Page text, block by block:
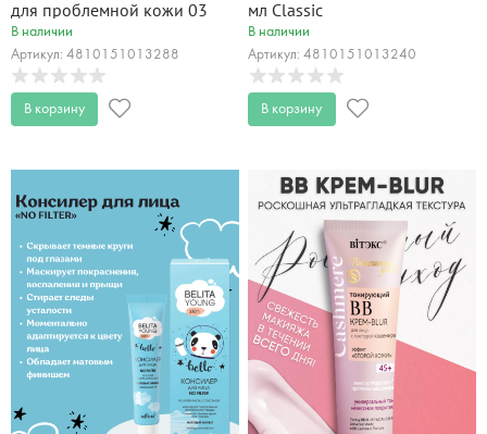
для проблемной кожи 03
Легк загар Classic 20 мл
В наличии
Артикул: 4810151013288
В корзину
мл Classic
В наличии
Артикул: 4810151013240
В корзину